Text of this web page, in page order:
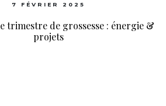
7 FÉVRIER 2025
trimestre de grossesse : énergie &
projets